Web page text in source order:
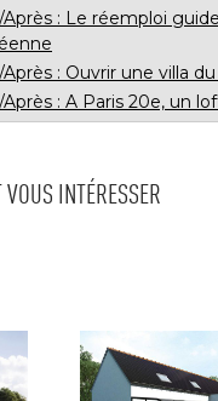
: Le réemploi
: Ouvrir une villa
: A Paris 20e, un
INTÉRESSER